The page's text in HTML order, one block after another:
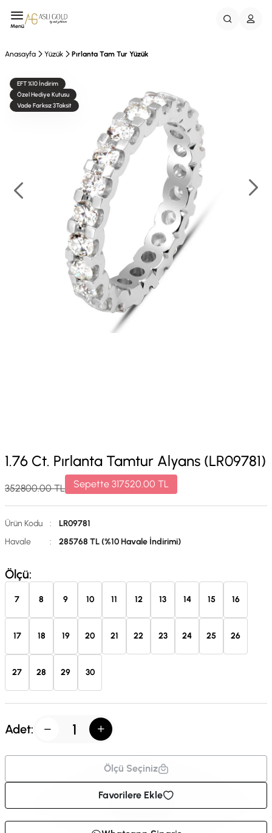
Menü
Anasayfa Yüzük Pırlanta Tam Tur Yüzük
EFT %10 İndirim
Özel Hediye Kutusu
Vade Farksız 3Taksit
1.76 Ct. Pırlanta Tamtur Alyans (LR09781)
352800.00TL Sepette 317520.00 TL
Ürün Kodu :
LR09781
Havale
: 285768 TL (%10 Havale İndirimi)
Ölçü:
7 8 9 10 11 12 13 14 15 16
17 18 19 20 21 22 23 24 25 26
27 28 29 30
Adet:
Ölçü Seçiniz
Favorilere Ekle